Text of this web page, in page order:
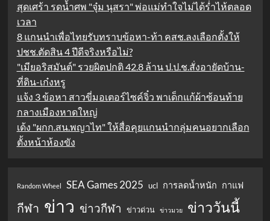
สุดเศร้า รดน้ำศพ "จุ๋ม นุสรา" พ่อแม่ทำใจไม่ได้ร่ำไห้ตลอด
เวลา
8 แกนนำเพื่อไทยรับทราบข้อหา-ท้า คสช.ลงเลือกตั้งให้
ปชช.ตัดสิน 4 ปีดีจริงหรือไม่?
"เมียอริสมันต์" รวยผิดปกติ 42.8 ล้าน ป.ป.ช.สั่งอายัดบ้าน-
ที่ดิน-เก๋งหรู
แจ้ง 3 ข้อหา สาวขี่มอเตอร์ไซค์จิ๋ว พาเด็กแก้ผ้าซ้อนท้าย
กลางเมืองหาดใหญ่
เด้ง "ผกก.สน.พญาไท" ให้สื่อคุยแกนนำกลุ่มคนอยากเลือก
ตั้งหน้าห้องขัง
Random Wheel SEA Games 2025 ucl การลดน้ำหนัก กาแฟ
กีฬา ข่าว ข่าวกีฬา ข่าวด่วน ข่าวมวย ข่าววันนี้